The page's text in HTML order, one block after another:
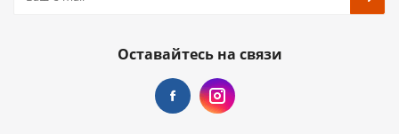
Оставайтесь на связи